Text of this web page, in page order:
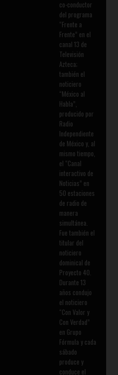
co-conductor
del programa
“Frente a
Frente” en el
canal 13 de
Televisión
Azteca;
también el
noticiero
“México al
Habla”,
producido por
Radio
Independiente
de México y, al
mismo tiempo,
el “Canal
interactivo de
Noticias” en
50 estaciones
de radio de
manera
simultánea.
Fue también el
titular del
noticiero
dominical de
Proyecto 40.
Durante 13
años condujo
el noticiero
“Con Valor y
Con Verdad”
en Grupo
Fórmula y cada
sábado
produce y
conduce el